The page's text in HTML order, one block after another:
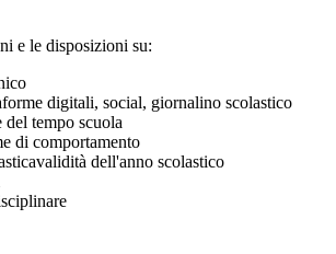
e le disposizioni su:
digitali, social, giornalino scolastico
del tempo scuola
di comportamento
dell'anno scolastico